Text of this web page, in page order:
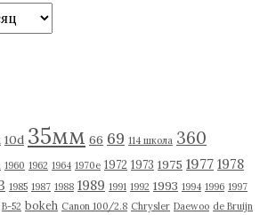
10d 35мм 66 69 114 школа 360
1960 1962 1964 1970е 1972 1973 1975 1977 1978
1985 1987 1988 1989 1991 1992 1993 1994 1996 1997
B-52 bokeh Canon 100/2.8 Chrysler Daewoo de Bruijn